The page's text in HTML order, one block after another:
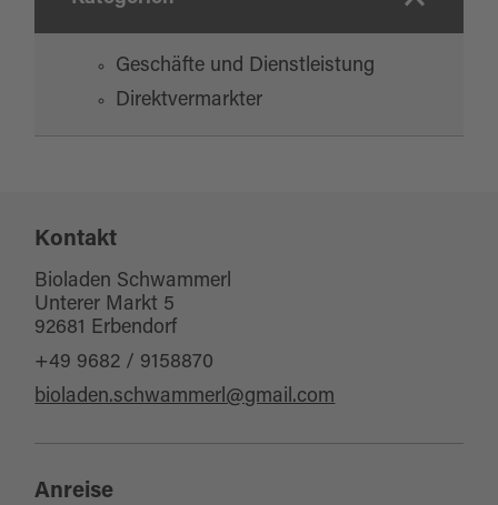
Geschäfte und Dienstleistung
Direktvermarkter
Kontakt
Bioladen Schwammerl
Unterer Markt 5
92681 Erbendorf
+49 9682 / 9158870
bioladen.schwammerl@gmail.com
Anreise